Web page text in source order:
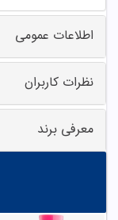
اطلاعات عمومی
نظرات کاربران
معرفی برند